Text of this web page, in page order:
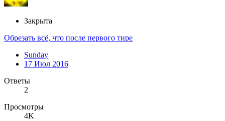
Закрыта
Обрезать всё, что после первого тире
Sunday
17 Июл 2016
Ответы
2
Просмотры
4K